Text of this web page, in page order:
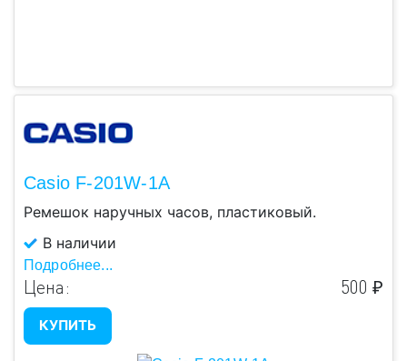
Casio F-201W-1A
Ремешок наручных часов, пластиковый.
В наличии
Подробнее...
Цена: 500 ₽
КУПИТЬ